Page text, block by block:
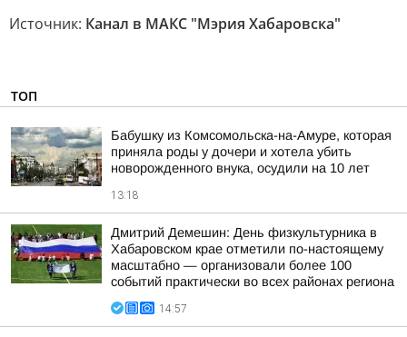
Источник: Канал в МАКС "Мэрия Хабаровска"
ТОП
Бабушку из Комсомольска-на-Амуре, которая
приняла роды у дочери и хотела убить
новорожденного внука, осудили на 10 лет
13:18
Дмитрий Демешин: День физкультурника в
Хабаровском крае отметили по-настоящему
масштабно — организовали более 100
событий практически во всех районах региона
14:57